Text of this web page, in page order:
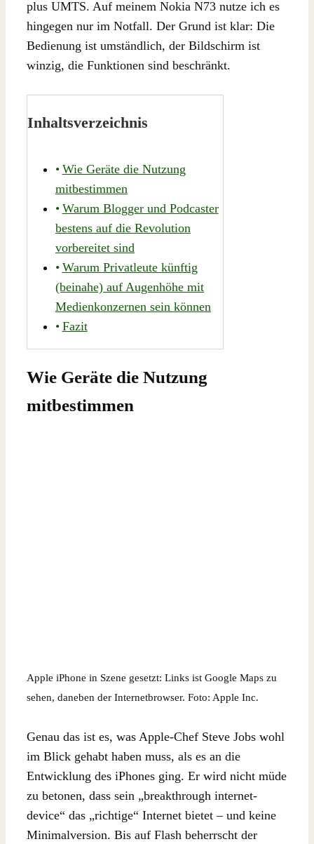
plus UMTS. Auf meinem Nokia N73 nutze ich es
hingegen nur im Notfall. Der Grund ist klar: Die
Bedienung ist umständlich, der Bildschirm ist
winzig, die Funktionen sind beschränkt.
Inhaltsverzeichnis
Wie Geräte die Nutzung
mitbestimmen
Warum Blogger und Podcaster
bestens auf die Revolution
vorbereitet sind
Warum Privatleute künftig
(beinahe) auf Augenhöhe mit
Medienkonzernen sein können
Fazit
Wie Geräte die Nutzung
mitbestimmen
Apple iPhone in Szene gesetzt: Links ist Google Maps zu
sehen, daneben der Internetbrowser. Foto: Apple Inc.
Genau das ist es, was Apple-Chef Steve Jobs wohl
im Blick gehabt haben muss, als es an die
Entwicklung des iPhones ging. Er wird nicht müde
zu betonen, dass sein „breakthrough internet-
device“ das „richtige“ Internet bietet – und keine
Minimalversion. Bis auf Flash beherrscht der